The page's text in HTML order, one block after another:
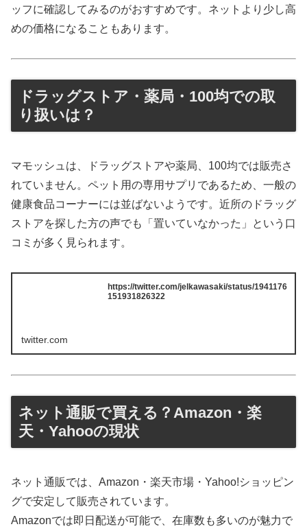
ッフに確認してみるのがおすすめです。ネットより少し高
めの価格になることもあります。
ドラッグストア・薬局・100均での取
り扱いは？
マモッシュは、ドラッグストアや薬局、100均では販売さ
れていません。ペット用の専用サプリであるため、一般の
健康食品コーナーには並ばないようです。近所のドラッグ
ストアを探した方の声でも「置いていなかった」という口
コミが多く見られます。
https://twitter.com/jelkawasaki/status/1941176
151931826322
twitter.com
ネット通販で買える？Amazon・楽
天・Yahooの現状
ネット通販では、Amazon・楽天市場・Yahoo!ショッピン
グで安定して販売されています。
Amazonでは即日配送が可能で、在庫数も多いのが魅力で